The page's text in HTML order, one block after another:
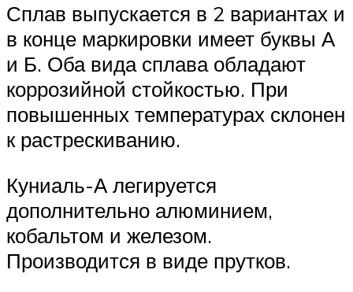
Сплав выпускается в 2 вариантах и
в конце маркировки имеет буквы А
и Б. Оба вида сплава обладают
коррозийной стойкостью. При
повышенных температурах склонен
к растрескиванию.
Куниаль-А легируется
дополнительно алюминием,
кобальтом и железом.
Производится в виде прутков.